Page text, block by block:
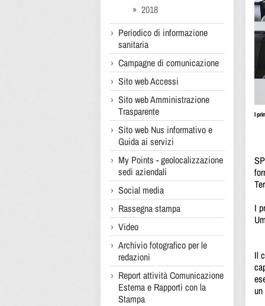
2018
Periodico di informazione
sanitaria
Campagne di comunicazione
Sito web Accessi
Sito web Amministrazione
Trasparente
Sito web Nus informativo e
Guida ai servizi
My Points - geolocalizzazione
sedi aziendali
Social media
Rassegna stampa
Video
Archivio fotografico per le
redazioni
Report attività Comunicazione
Esterna e Rapporti con la
Stampa
I
I
Il